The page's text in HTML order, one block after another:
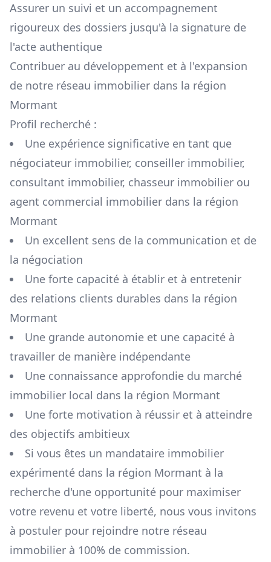
Assurer un suivi et un accompagnement
rigoureux des dossiers jusqu'à la signature de
l'acte authentique
Contribuer au développement et à l'expansion
de notre réseau immobilier dans la région
Mormant
Profil recherché :
Une expérience significative en tant que
négociateur immobilier, conseiller immobilier,
consultant immobilier, chasseur immobilier ou
agent commercial immobilier dans la région
Mormant
Un excellent sens de la communication et de
la négociation
Une forte capacité à établir et à entretenir
des relations clients durables dans la région
Mormant
Une grande autonomie et une capacité à
travailler de manière indépendante
Une connaissance approfondie du marché
immobilier local dans la région Mormant
Une forte motivation à réussir et à atteindre
des objectifs ambitieux
Si vous êtes un mandataire immobilier
expérimenté dans la région Mormant à la
recherche d'une opportunité pour maximiser
votre revenu et votre liberté, nous vous invitons
à postuler pour rejoindre notre réseau
immobilier à 100% de commission.